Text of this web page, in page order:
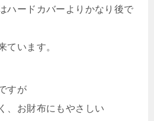
ハードカバーよりかなり後で
ています。
すが
、お財布にもやさしい